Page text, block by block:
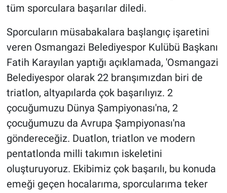
tüm sporculara başarılar diledi.
Sporcuların müsabakalara başlangıç işaretini
veren Osmangazi Belediyespor Kulübü Başkanı
Fatih Karayılan yaptığı açıklamada, 'Osmangazi
Belediyespor olarak 22 branşımızdan biri de
triatlon, altyapılarda çok başarılıyız. 2
çocuğumuzu Dünya Şampiyonası'na, 2
çocuğumuzu da Avrupa Şampiyonası'na
göndereceğiz. Duatlon, triatlon ve modern
pentatlonda milli takımın iskeletini
oluşturuyoruz. Ekibimiz çok başarılı, bu konuda
emeği geçen hocalarıma, sporcularıma teker